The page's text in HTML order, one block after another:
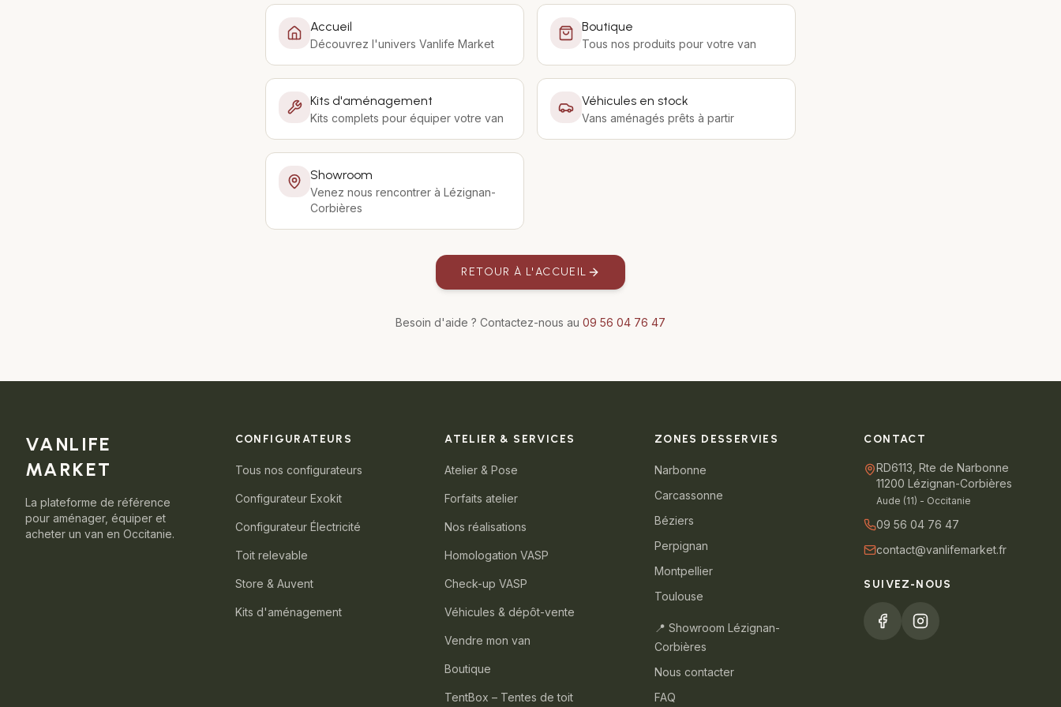
Accueil
Découvrez l'univers Vanlife Market
Boutique
Tous nos produits pour votre van
Kits d'aménagement
Kits complets pour équiper votre van
Véhicules en stock
Vans aménagés prêts à partir
Showroom
Venez nous rencontrer à Lézignan-
Corbières
RETOUR À L'ACCUEIL
Besoin d'aide ? Contactez-nous au 09 56 04 76 47
VANLIFE
MARKET
La plateforme de référence
pour aménager, équiper et
acheter un van en Occitanie.
CONFIGURATEURS
Tous nos configurateurs
Configurateur Exokit
Configurateur Électricité
Toit relevable
Store & Auvent
Kits d'aménagement
ATELIER & SERVICES
Atelier & Pose
Forfaits atelier
Nos réalisations
Homologation VASP
Check-up VASP
Véhicules & dépôt-vente
Vendre mon van
Boutique
TentBox – Tentes de toit
ZONES DESSERVIES
Narbonne
Carcassonne
Béziers
Perpignan
Montpellier
Toulouse
📍 Showroom Lézignan-
Corbières
Nous contacter
FAQ
CONTACT
RD6113, Rte de Narbonne
11200 Lézignan-Corbières
Aude (11) - Occitanie
09 56 04 76 47
contact@vanlifemarket.fr
SUIVEZ-NOUS